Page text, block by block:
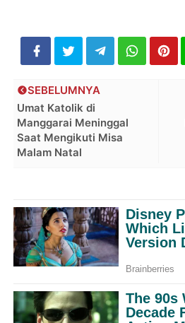
SEBELUMNYA
Umat Katolik di
Manggarai Meninggal
Saat Mengikuti Misa
Malam Natal